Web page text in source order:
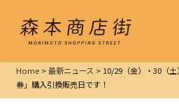
Home>最新ニュース > 10/29（金）・30（
券」購入引換販売日です！